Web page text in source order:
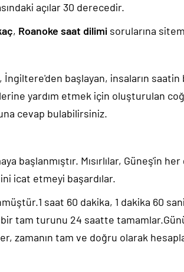
açılar 30 derecedir.
, Roanoke saat dilimi sorularına
başlayan, insaların saatin
yardım etmek için oluşturulan
cevap bulabilirsiniz.
başlanmıştır. Mısırlılar, Güneş'in
icat etmeyi başardılar.
saat 60 dakika, 1 dakika 60
tam turunu 24 saatte
zamanın tam ve doğru olarak